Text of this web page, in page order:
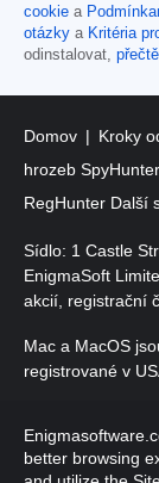
cookie a
otázky a Kritéria
odinstalovat,
Domov Kroky
hrozeb SpyHunter
RegHunter Další
Sídlo: 1 Castle
EnigmaSoft
akcií, registrační
Mac a MacOS
registrované v
vyhrazena.
better browsing